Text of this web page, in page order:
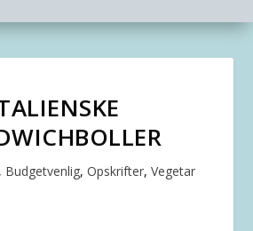
, Budgetvenlig, Opskrifter, Vegetar